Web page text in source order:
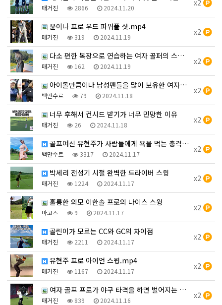
매거진 2866 2024.11.20
x2
윤이나 프로 우드 파워풀 샷.mp4
매거진 319 2024.11.19
x2
다소 편한 복장으로 연습하는 여자 골퍼의 스윙.mp4
매거진 162 2024.11.19
x2
아이돌만큼이나 남성팬들을 많이 보유한 여자골퍼TOP3에 대…
백만수르 79 2024.11.18
x2
너무 후해서 컨시드 받기가 너무 민망한 이유
매거진 26 2024.11.18
x2
골프여신 유현주가 사람들에게 욕을 먹는 충격적인 이유.mp…
백만수르 3317 2024.11.17
x2
박세리 전성기 시절 완벽한 드라이버 스윙
매거진 1224 2024.11.17
x2
훌륭한 외모 이한솔 프로의 나이스 스윙
마고스 9 2024.11.17
x2
골린이가 모르는 CC와 GC의 차이점
매거진 2211 2024.11.17
x2
유현주 프로 아이언 스윙.mp4
매거진 1167 2024.11.17
x2
여자 골프 프로가 야구 타격을 하면 벌어지는 일.mp4
매거진 839 2024.11.16
x2